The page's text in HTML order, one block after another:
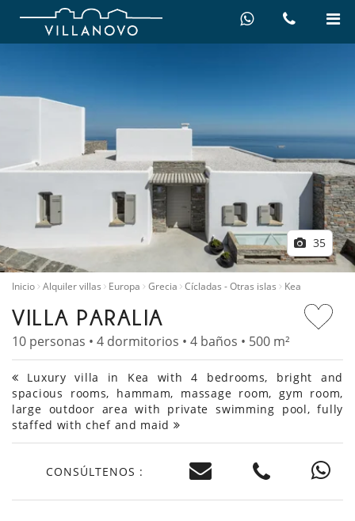
35
Inicio Alquiler villas Europa Grecia Cícladas - Otras islas Kea
VILLA PARALIA
10 personas • 4 dormitorios • 4 baños • 500 m²
Luxury villa in Kea with 4 bedrooms, bright and
spacious rooms, hammam, massage room, gym room,
large outdoor area with private swimming pool, fully
staffed with chef and maid
CONSÚLTENOS :